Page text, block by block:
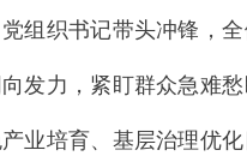
党组织书记带头冲锋，
发力，紧盯群众急难
业培育、基层治理优